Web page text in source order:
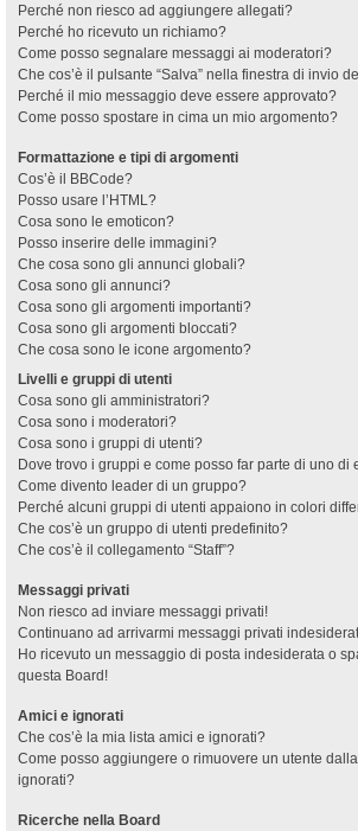
Perché non riesco ad aggiungere allegati?
Perché ho ricevuto un richiamo?
Come posso segnalare messaggi ai moderatori?
Che cos’è il pulsante “Salva” nella finestra di invio
Perché il mio messaggio deve essere approvato?
Come posso spostare in cima un mio argomento?
Formattazione e tipi di argomenti
Cos’è il BBCode?
Posso usare l’HTML?
Cosa sono le emoticon?
Posso inserire delle immagini?
Che cosa sono gli annunci globali?
Cosa sono gli annunci?
Cosa sono gli argomenti importanti?
Cosa sono gli argomenti bloccati?
Che cosa sono le icone argomento?
Livelli e gruppi di utenti
Cosa sono gli amministratori?
Cosa sono i moderatori?
Cosa sono i gruppi di utenti?
Dove trovo i gruppi e come posso far parte di uno di
Come divento leader di un gruppo?
Perché alcuni gruppi di utenti appaiono in colori
Che cos’è un gruppo di utenti predefinito?
Che cos’è il collegamento “Staff”?
Messaggi privati
Non riesco ad inviare messaggi privati!
Continuano ad arrivarmi messaggi privati
Ho ricevuto un messaggio di posta indesiderata o
questa Board!
Amici e ignorati
Che cos’è la mia lista amici e ignorati?
Come posso aggiungere o rimuovere un utente
ignorati?
Ricerche nella Board